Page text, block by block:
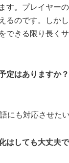
す。プレイヤーの
るのです。しか
できる限り長く
はありますか
にも対応させた
しても大丈夫